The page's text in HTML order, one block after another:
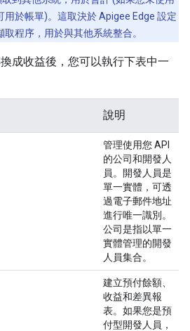
於帳單)。這取決於 Apigee Edge 設定
程序，用於與其他系統整合。
成收益後，您可以執行下表中一
說明
管理使用您 API
的公司和開發人
員。開發人員是
單一實體，可透
過電子郵件地址
進行唯一識別。
公司是指以單一
實體管理的開發
人員集合。
建立預付餘額、
收益和差異報
表。如果您是預
付型開發人員，